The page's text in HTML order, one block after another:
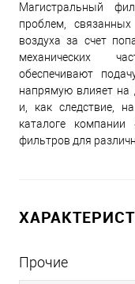
Магистральный
проблем,
воздуха за счет
механических
обеспечивают
напрямую влияет на
и, как следствие,
каталоге
фильтров для
Прочие